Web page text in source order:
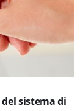
sistema di